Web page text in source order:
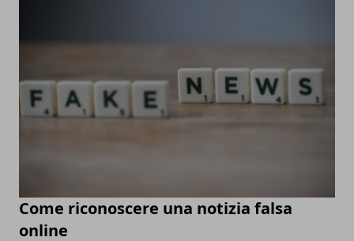
Come riconoscere una notizia falsa
online